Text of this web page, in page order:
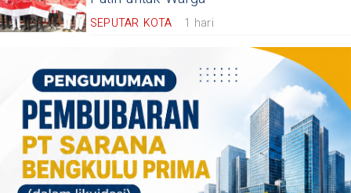
SEPUTAR KOTA 1 hari